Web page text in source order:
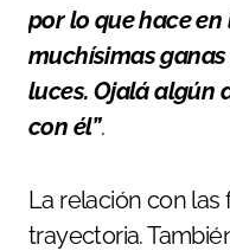
por lo que hace en
muchísimas
luces. Ojalá algún
con él”.
La relación con
trayectoria.